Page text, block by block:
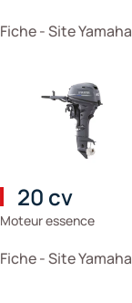
Fiche - Site Yamaha
20 cv
Moteur essence
Fiche - Site Yamaha